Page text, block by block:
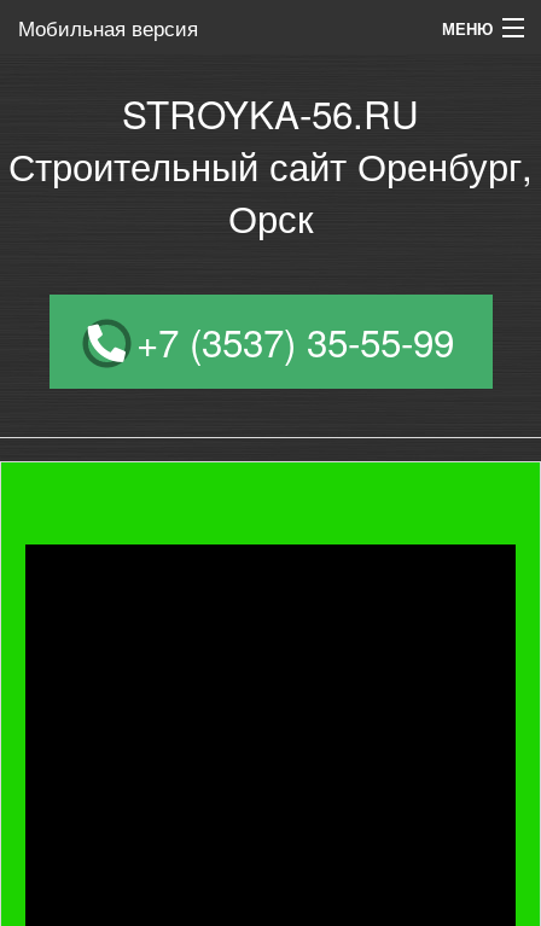
Мобильная версия МЕНЮ
Объявления
Для строителей
Для партнёров
STROYKA-56.RU
Строительный сайт Оренбург,
Орск
+7 (3537) 35-55-99